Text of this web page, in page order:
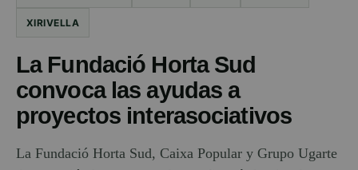
XIRIVELLA
La Fundació Horta Sud
convoca las ayudas a
proyectos interasociativos
La Fundació Horta Sud, Caixa Popular y Grupo Ugarte